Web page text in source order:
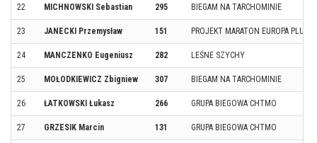
22 MICHNOWSKI Sebastian 295 BIEGAM NA TARCHOMINIE
23 JANECKI Przemysław 151 PROJEKT MARATON EUROPA PLUS
24 MANCZENKO Eugeniusz 282 LEŚNE SZYCHY
25 MOŁODKIEWICZ Zbigniew 307 BIEGAM NA TARCHOMINIE
26 ŁATKOWSKI Łukasz 266 GRUPA BIEGOWA CHTMO
27 GRZESIK Marcin 131 GRUPA BIEGOWA CHTMO